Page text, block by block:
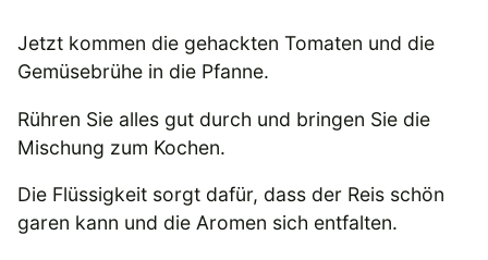
Jetzt kommen die gehackten Tomaten und die
Gemüsebrühe in die Pfanne.
Rühren Sie alles gut durch und bringen Sie die
Mischung zum Kochen.
Die Flüssigkeit sorgt dafür, dass der Reis schön
garen kann und die Aromen sich entfalten.